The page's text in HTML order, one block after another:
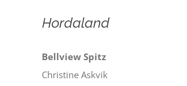
Hordaland
Bellview Spitz
Christine Askvik